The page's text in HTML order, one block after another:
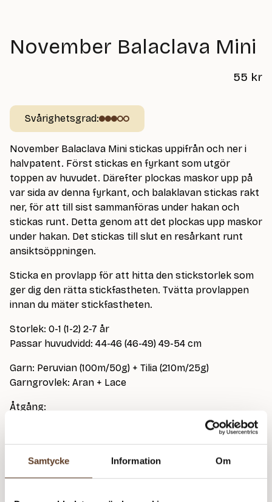
Samtycke Information Om
November Balaclava Mini
55 kr
Svårighetsgrad:
November Balaclava Mini stickas uppifrån och ner i
halvpatent. Först stickas en fyrkant som utgör
toppen av huvudet. Därefter plockas maskor upp på
var sida av denna fyrkant, och balaklavan stickas rakt
ner, för att till sist sammanföras under hakan och
stickas runt. Detta genom att det plockas upp maskor
under hakan. Det stickas till slut en resårkant runt
ansiktsöppningen.
Sticka en provlapp för att hitta den stickstorlek som
ger dig den rätta stickfastheten. Tvätta provlappen
innan du mäter stickfastheten.
Storlek: 0-1 (1-2) 2-7 år
Passar huvudvidd: 44-46 (46-49) 49-54 cm
Garn: Peruvian (100m/50g) + Tilia (210m/25g)
Garngrovlek: Aran + Lace
Åtgång:
Rundstickor: 4.50 mm (40 + 80cm)